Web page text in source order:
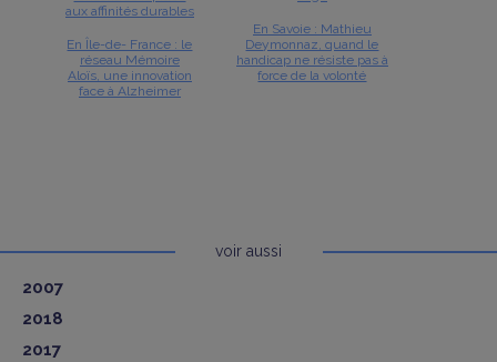
aux affinités durables
En Île-de- France : le
réseau Mémoire
Aloïs, une innovation
face à Alzheimer
En Savoie : Mathieu
Deymonnaz, quand le
handicap ne résiste pas à
force de la volonté
voir aussi
2007
2018
2017